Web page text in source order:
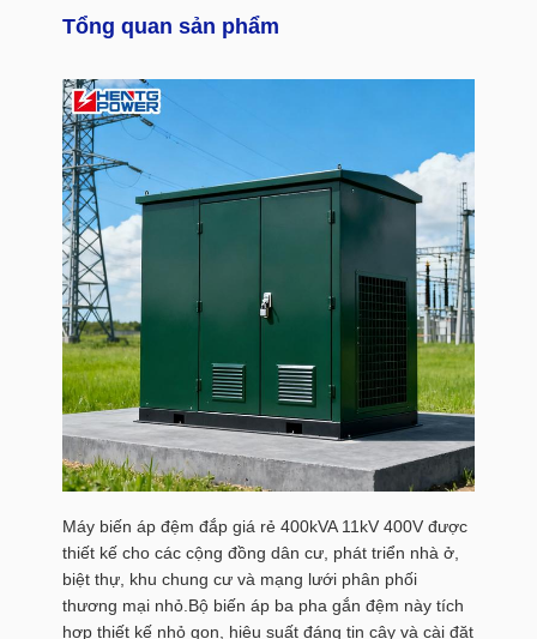
Tổng quan sản phẩm
Máy biến áp đệm đắp giá rẻ 400kVA 11kV 400V được
thiết kế cho các cộng đồng dân cư, phát triển nhà ở,
biệt thự, khu chung cư và mạng lưới phân phối
thương mại nhỏ.Bộ biến áp ba pha gắn đệm này tích
hợp thiết kế nhỏ gọn, hiệu suất đáng tin cậy và cài đặt